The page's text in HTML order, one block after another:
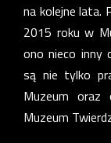
na kolejne lata.
2015 roku w
ono nieco inny
są nie tylko
Muzeum oraz
Muzeum